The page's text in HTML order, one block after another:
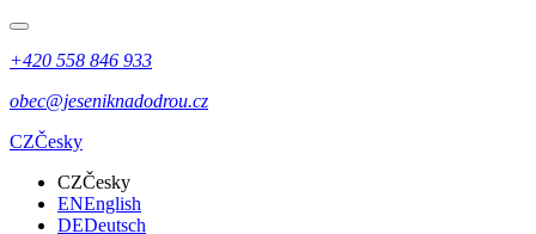
+420 558 846 933
obec@jeseniknadodrou.cz
CZČesky
CZČesky
ENEnglish
DEDeutsch